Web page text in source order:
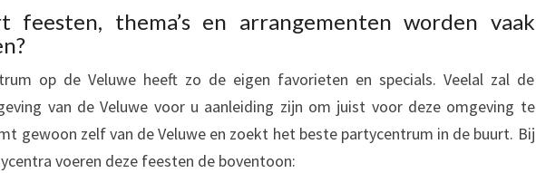
feesten, thema’s en arrangementen worden vaak
op de Veluwe heeft zo de eigen favorieten en specials. Veelal zal de
van de Veluwe voor u aanleiding zijn om juist voor deze omgeving te
gewoon zelf van de Veluwe en zoekt het beste partycentrum in de buurt. Bij
voeren deze feesten de boventoon: